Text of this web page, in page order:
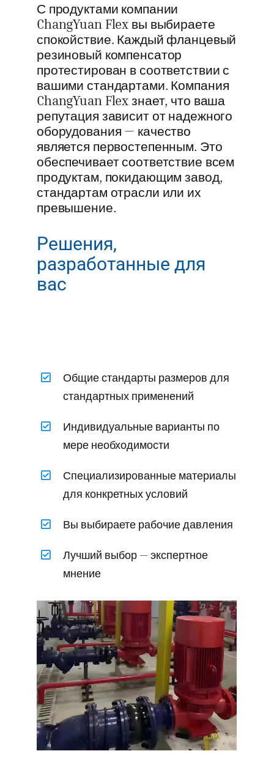
С продуктами компании
ChangYuan Flex вы выбираете
спокойствие. Каждый фланцевый
резиновый компенсатор
протестирован в соответствии с
вашими стандартами. Компания
ChangYuan Flex знает, что ваша
репутация зависит от надежного
оборудования — качество
является первостепенным. Это
обеспечивает соответствие всем
продуктам, покидающим завод,
стандартам отрасли или их
превышение.
Решения,
разработанные для
вас
Общие стандарты размеров для
стандартных применений
Индивидуальные варианты по
мере необходимости
Специализированные материалы
для конкретных условий
Вы выбираете рабочие давления
Лучший выбор — экспертное
мнение